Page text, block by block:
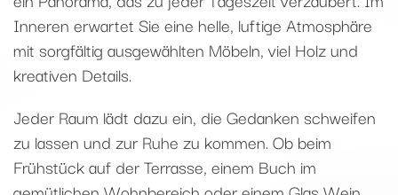
Inneren erwartet Sie eine helle, luftige Atmosphäre
mit sorgfältig ausgewählten Möbeln, viel Holz und
kreativen Details.
Jeder Raum lädt dazu ein, die Gedanken schweifen
zu lassen und zur Ruhe zu kommen. Ob beim
Frühstück auf der Terrasse, einem Buch im